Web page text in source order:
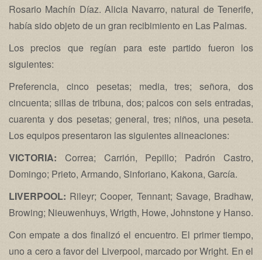
Rosario Machín Díaz. Alicia Navarro, natural de Tenerife,
había sido objeto de un gran recibimiento en Las Palmas.
Los precios que regían para este partido fueron los
siguientes:
Preferencia, cinco pesetas; media, tres; señora, dos
cincuenta; sillas de tribuna, dos; palcos con seis entradas,
cuarenta y dos pesetas; general, tres; niños, una peseta.
Los equipos presentaron las siguientes alineaciones:
VICTORIA: Correa; Carrión, Pepillo; Padrón Castro,
Domingo; Prieto, Armando, Sinforiano, Kakona, García.
LIVERPOOL: Rileyr; Cooper, Tennant; Savage, Bradhaw,
Browing; Nieuwenhuys, Wrigth, Howe, Johnstone y Hanso.
Con empate a dos finalizó el encuentro. El primer tiempo,
uno a cero a favor del Liverpool, marcado por Wright. En el